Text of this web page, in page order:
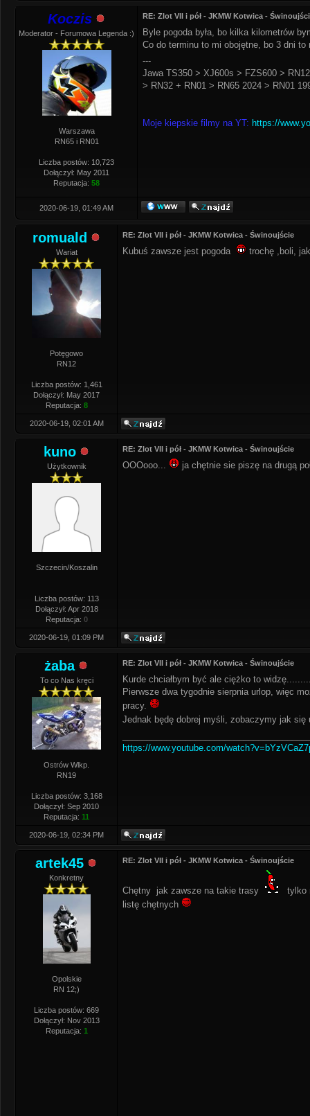
Koczis
Moderator - Forumowa Legenda :)
Warszawa
RN65 i RN01
Liczba postów: 10,723
Dołączył: May 2011
Reputacja: 58
RE: Zlot VII i pół - JKMW Kotwica -
Byle pogoda była, bo kilka kilometrów
Co do terminu to mi obojętne, bo 3 dni to
---
Jawa TS350 > XJ600s > FZS600 >
> RN32 + RN01 > RN65 2024 > RN01
Moje kiepskie filmy na YT: https://
2020-06-19, 01:49 AM
romuald
Wariat
Potęgowo
RN12
Liczba postów: 1,461
Dołączył: May 2017
Reputacja: 8
RE: Zlot VII i pół - JKMW Kotwica - Świnoujście
Kubuś zawsze jest pogoda trochę ,boli,
2020-06-19, 02:01 AM
kuno
Użytkownik
Szczecin/Koszalin
Liczba postów: 113
Dołączył: Apr 2018
Reputacja: 0
RE: Zlot VII i pół - JKMW Kotwica - Świnoujście
OOOooo... ja chętnie sie piszę na drugą
2020-06-19, 01:09 PM
żaba
To co Nas kręci
Ostrów Wlkp.
RN19
Liczba postów: 3,168
Dołączył: Sep 2010
Reputacja: 11
RE: Zlot VII i pół - JKMW Kotwica - Świnoujście
Kurde chciałbym być ale ciężko to
Pierwsze dwa tygodnie sierpnia urlop, więc
pracy.
Jednak będę dobrej myśli, zobaczymy jak
https://www.youtube.com/
2020-06-19, 02:34 PM
artek45
Konkretny
Opolskie
RN 12;)
Liczba postów: 669
Dołączył: Nov 2013
Reputacja: 1
RE: Zlot VII i pół - JKMW Kotwica - Świnoujście
Chętny jak zawsze na takie trasy
tylko
listę chętnych